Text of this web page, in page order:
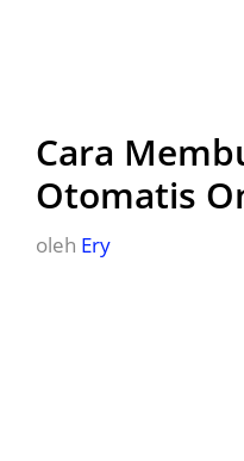
Cara
Otomatis
oleh Ery